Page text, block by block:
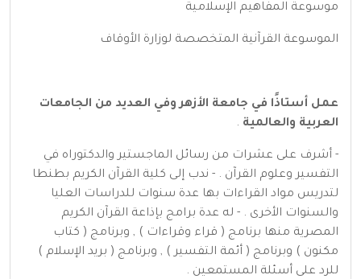
موسوعة المفاهيم الإسلامية
الموسوعة القرآنية المتخصصة لوزارة الأوقاف
عمل أستاذًا في جامعة الأزهر وفي العديد من الجامعات
العربية والعالمية .
- أشرف على عشرات من رسائل الماجستير والدكتوراه في
التفسير وعلوم القرآن . - ندب إلى كلية القرآن الكريم بطنطا
لتدريس مواد القراءات بها عدة سنوات للدراسات العليا
والسنوات الأخرى . - له عدة برامج بإذاعة القرآن الكريم
المصرية منها برنامج ( قراء وقراءات ) , وبرنامج ( كتاب
مكنون ) وبرنامج ( أئمة التفسير ) , وبرنامج ( بريد الإسلام )
للرد على أسئلة المستمعين .